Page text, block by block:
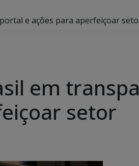
e ações para aperfeiçoar
em
setor